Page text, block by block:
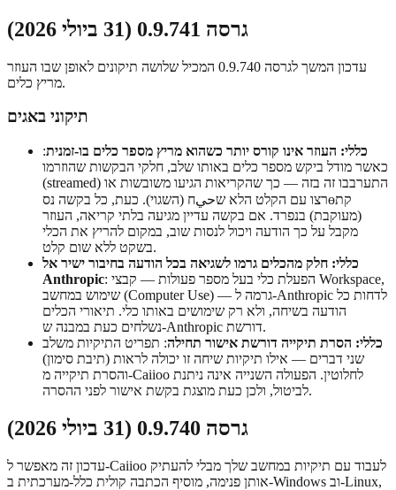
גרסה 0.9.741 (31 ביולי 2026)
עדכון המשך לגרסה 0.9.740 המכיל שלושה תיקונים לאופן שבו העוזר
מריץ כלים.
תיקוני באגים
כללי: העוזר אינו קורס יותר כשהוא מריץ מספר כלים בו-זמנית:
כאשר מודל ביקש מספר כלים באותו שלב, חלקי הבקשות שהוזרמו
(streamed) התערבבו זה בזה — כך שהקריאות הגיעו משובשות או
רצו עם הקלט הלא שحيח (השגוי). כעת, כל בקשה נסөקת
(מעוקבת) בנפרד. אם בקשה עדיין מגיעה בלתי קריאה, העוזר
מקבל על כך הודעה ויכול לנסות שוב, במקום להריץ את הכלי
בשקט ללא שום קלט.
כללי: חלק מהכלים גרמו לשגיאה בכל הודעה בחיבור ישיר אל
Anthropic: הפעלת כלי בעל מספר פעולות — קבצי Workspace,
שימוש במחשב (Computer Use) — גרמה ל-Anthropic לדחות כל
הודעה בשיחה, ולא רק שימושים באותו כלי. תיאורי הכלים
נשלחים כעת במבנה ש-Anthropic דורשת.
כללי: הסרת תיקייה דורשת אישור תחילה: תפריט התיקיות משלב
שני דברים — אילו תיקיות שיחה זו יכולה לראות (תיבת סימון)
והסרת תיקייה מ-Caiioo לחלוטין. הפעולה השנייה אינה ניתנת
לביטול, ולכן כעת מוצגת בקשת אישור לפני ההסרה.
גרסה 0.9.740 (31 ביולי 2026)
עדכון זה מאפשר ל-Caiioo לעבוד עם תיקיות במחשב שלך מבלי להעתיק
אותן פנימה, מוסיף הכתבה קולית כלל-מערכתית ב-Windows וב-Linux,